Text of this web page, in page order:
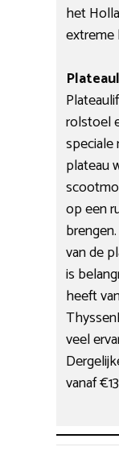
het
extreme
rolstoel
plateau
op een
van de
is
heeft
veel
vanaf